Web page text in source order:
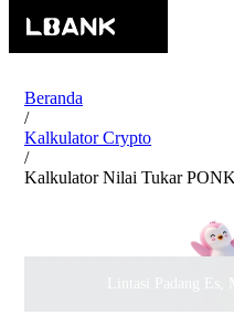
Beranda
/
Kalkulator Crypto
/
Kalkulator Nilai Tukar